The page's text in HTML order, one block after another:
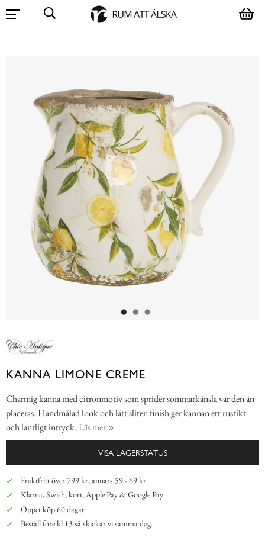
KANNA LIMONE CREME
Charmig kanna med citronmotiv som sprider sommarkänsla var den än
placeras. Handmålad look och lätt sliten finish ger kannan ett rustikt
och lantligt intryck. Läs mer
VISA LAGERSTATUS
Fraktfritt över 799 kr, annars 59 - 69 kr
Klarna, Swish, kort, Apple Pay & Google Pay
Öppet köp 60 dagar
Beställ före kl 13 så skickar vi samma dag.